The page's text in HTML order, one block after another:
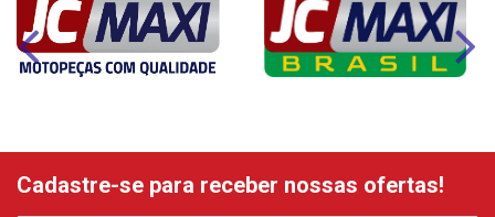
Cadastre-se para receber nossas ofertas!